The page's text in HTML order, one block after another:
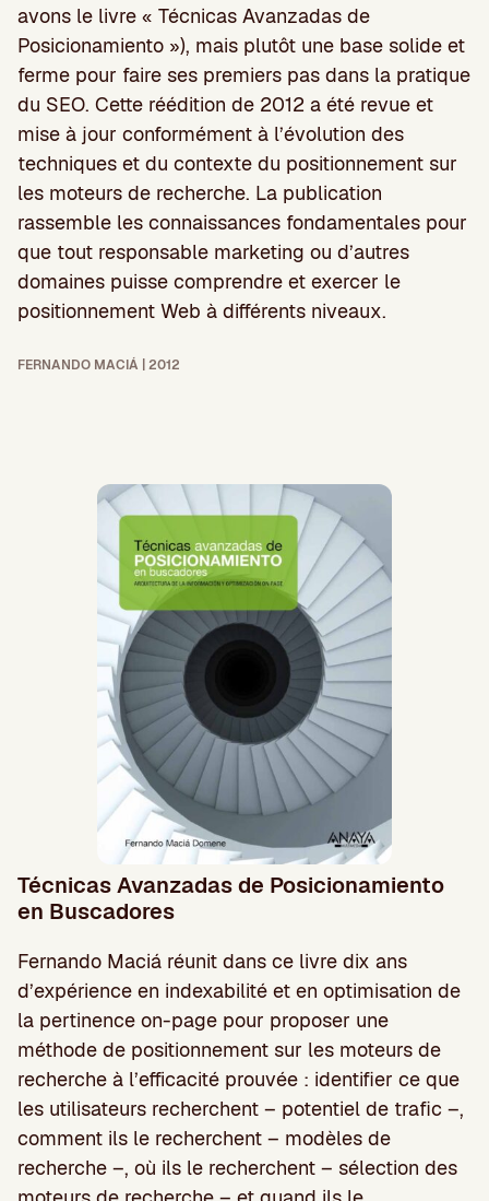
avons le livre « Técnicas Avanzadas de
Posicionamiento »), mais plutôt une base solide et
ferme pour faire ses premiers pas dans la pratique
du SEO. Cette réédition de 2012 a été revue et
mise à jour conformément à l’évolution des
techniques et du contexte du positionnement sur
les moteurs de recherche. La publication
rassemble les connaissances fondamentales pour
que tout responsable marketing ou d’autres
domaines puisse comprendre et exercer le
positionnement Web à différents niveaux.
FERNANDO MACIÁ | 2012
Técnicas Avanzadas de Posicionamiento
en Buscadores
Fernando Maciá réunit dans ce livre dix ans
d’expérience en indexabilité et en optimisation de
la pertinence on-page pour proposer une
méthode de positionnement sur les moteurs de
recherche à l’efficacité prouvée : identifier ce que
les utilisateurs recherchent – potentiel de trafic –,
comment ils le recherchent – modèles de
recherche –, où ils le recherchent – sélection des